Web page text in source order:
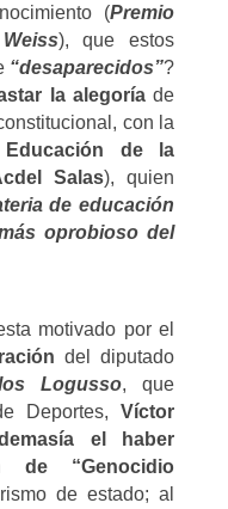
(Premio
), que estos
“desaparecidos”?
la alegoríade
con la
de la
Salas), quien
de educación
oprobioso del
motivado por el
del
diputado
Logusso, que
Deportes,Víctor
el haber
de “Genocidio
de estado; al